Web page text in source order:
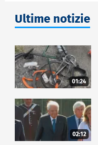
Ultime notizie
01:24
02:12